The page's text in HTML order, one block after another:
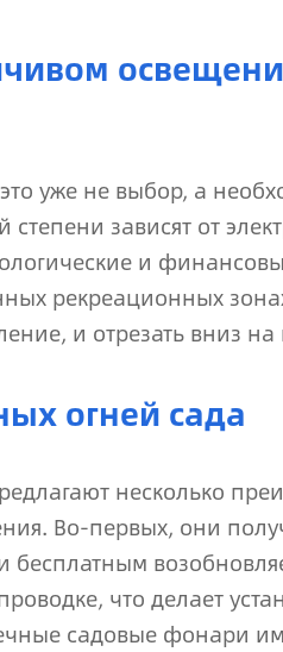
уже не выбор, а
зависят от
и
рекреационных
и отрезать вниз
огней сада
несколько
Во-первых, они
бесплатным
что делает
садовые фонари